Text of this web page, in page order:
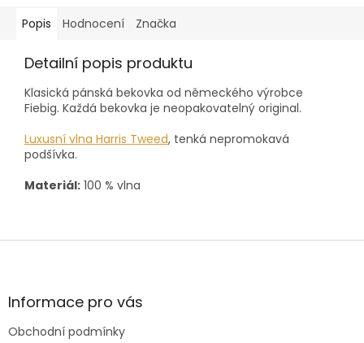
Popis Hodnocení Značka
Detailní popis produktu
Klasická pánská bekovka od německého výrobce
Fiebig. Každá bekovka je neopakovatelný original.
Luxusní vlna Harris Tweed, tenká nepromokavá
podšívka.
Materiál: 100 % vlna
Z
aInformace pro vás
Obchodní podmínky